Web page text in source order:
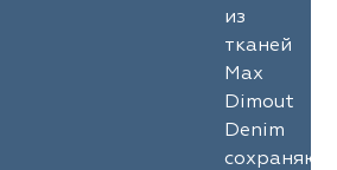
из
тканей
Max
Dimout
Denim
сохраняют